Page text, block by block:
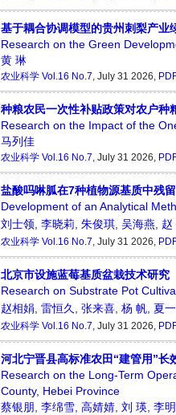
基于耦合协调模型的贵州刺梨产业
Research on the Green
黄 琳
农业科学 Vol.16 No.7, July 31 2026, PDF
种粮农民一次性补贴政策对农户种
Research on the Impact of the
马列佳
农业科学 Vol.16 No.7, July 31 2026, PDF
盐酸吗啉胍在7种植物源基质中残
Development of an Analytical
刘士领, 李晓莉, 朱俊琪, 吴海燕, 赵
农业科学 Vol.16 No.7, July 31 2026, PDF
北京市设施蓝莓基质盆栽技术研究
Research on Substrate Pot
赵相娟, 雷恒久, 张来喜, 杨 帆, 夏
农业科学 Vol.16 No.7, July 31 2026, PDF
河北宁晋县高标准农田“建管用”长
Research on the Long-Term
County, Hebei Province
蔡银朋, 李绵雪, 高婧婧, 刘 瑛, 李